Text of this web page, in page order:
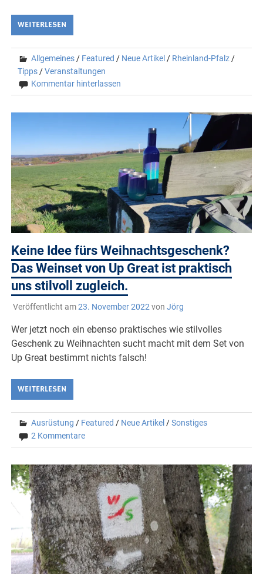
WEITERLESEN
Allgemeines/ Featured / Neue Artikel / Rheinland-Pfalz/
Tipps/Veranstaltungen
Kommentar hinterlassen
Keine Idee fürs Weihnachtsgeschenk?
Das Weinset von Up Great ist praktisch
uns stilvoll zugleich.
Veröffentlicht am23. November 2022 von Jörg
Wer jetzt noch ein ebenso praktisches wie stilvolles
Geschenk zu Weihnachten sucht macht mit dem Set von
Up Great bestimmt nichts falsch!
WEITERLESEN
Ausrüstung / Featured / Neue Artikel /Sonstiges
2 Kommentare